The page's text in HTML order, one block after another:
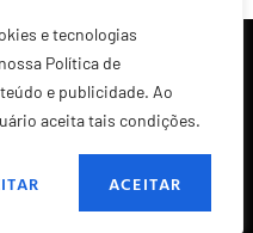
e tecnologias
Política de
e publicidade. Ao
aceita tais condições.
ACEITAR
FALE CONOSCO